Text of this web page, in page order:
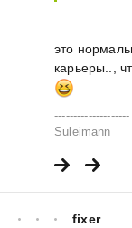
это
карьеры..,
--------------------
Suleimann
fixer